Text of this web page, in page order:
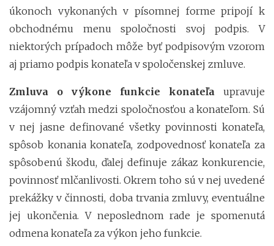
úkonoch vykonaných v písomnej forme pripojí k
obchodnému menu spoločnosti svoj podpis. V
niektorých prípadoch môže byť podpisovým vzorom
aj priamo podpis konateľa v spoločenskej zmluve.
Zmluva o výkone funkcie konateľa upravuje
vzájomný vzťah medzi spoločnosťou a konateľom. Sú
v nej jasne definované všetky povinnosti konateľa,
spôsob konania konateľa, zodpovednosť konateľa za
spôsobenú škodu, ďalej definuje zákaz konkurencie,
povinnosť mlčanlivosti. Okrem toho sú v nej uvedené
prekážky v činnosti, doba trvania zmluvy, eventuálne
jej ukončenia. V neposlednom rade je spomenutá
odmena konateľa za výkon jeho funkcie.